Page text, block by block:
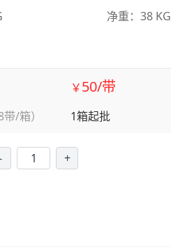
净重：38 KG
/箱）
￥50/带
1箱起批
+